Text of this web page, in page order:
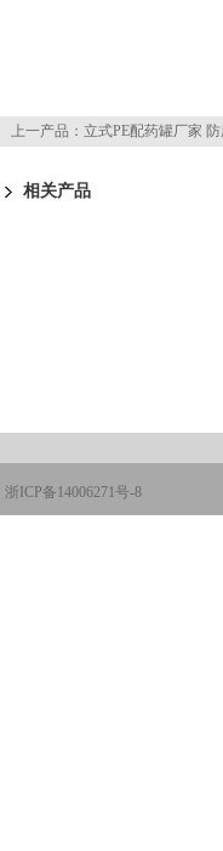
上一产品： 立式PE配药罐厂家 防
相关产品
浙ICP备14006271号-8